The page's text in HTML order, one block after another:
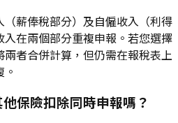
薪俸稅部分）及自僱收入（利得
在兩個部分重複申報。若您選擇
者合併計算，但仍需在報稅表上
保險扣除同時申報嗎？